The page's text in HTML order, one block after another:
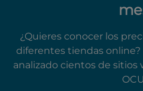
¿Quieres conocer los
diferentes tiendas
analizado cientos de sitios